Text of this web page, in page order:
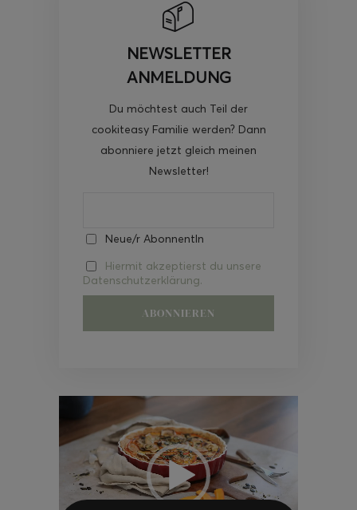
NEWSLETTER
ANMELDUNG
Du möchtest auch Teil der
cookiteasy Familie werden? Dann
abonniere jetzt gleich meinen
Newsletter!
Neue/r AbonnentIn
Hiermit akzeptierst du unsere
Datenschutzerklärung.
Video-